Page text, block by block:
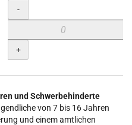
Menge
-
+
und Schwerbehinderte
von 7 bis 16 Jahren
und einem amtlichen